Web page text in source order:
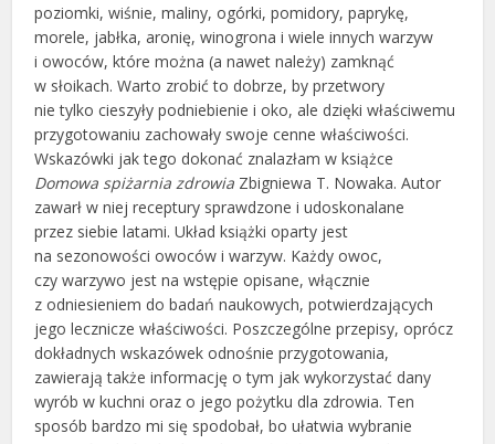
poziomki, wiśnie, maliny, ogórki, pomidory, paprykę,
morele, jabłka, aronię, winogrona i wiele innych warzyw
i owoców, które można (a nawet należy) zamknąć
w słoikach. Warto zrobić to dobrze, by przetwory
nie tylko cieszyły podniebienie i oko, ale dzięki właściwemu
przygotowaniu zachowały swoje cenne właściwości.
Wskazówki jak tego dokonać znalazłam w książce
Domowa spiżarnia zdrowia Zbigniewa T. Nowaka. Autor
zawarł w niej receptury sprawdzone i udoskonalane
przez siebie latami. Układ książki oparty jest
na sezonowości owoców i warzyw. Każdy owoc,
czy warzywo jest na wstępie opisane, włącznie
z odniesieniem do badań naukowych, potwierdzających
jego lecznicze właściwości. Poszczególne przepisy, oprócz
dokładnych wskazówek odnośnie przygotowania,
zawierają także informację o tym jak wykorzystać dany
wyrób w kuchni oraz o jego pożytku dla zdrowia. Ten
sposób bardzo mi się spodobał, bo ułatwia wybranie